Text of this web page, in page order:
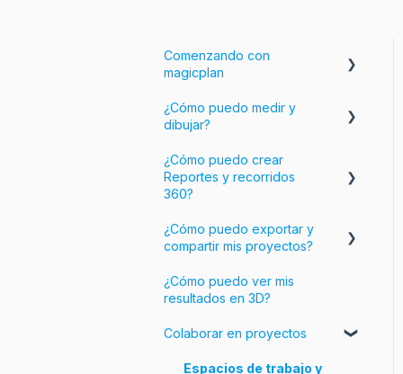
Comenzando con
magicplan
Introducción a magicplan
¿Cómo puedo medir y
dibujar?
Crear una habitación
Ajustar tu plano
Añadir objetos a tu plano
¿Cómo puedo crear
Reportes y recorridos
360?
Añadir información e
imágenes a tu plano
Personalizar tus Reportes
¿Cómo puedo exportar y
compartir mis proyectos?
Exporta tus proyectos
exportaciones
Comparte tus proyectos
¿Cómo puedo ver mis
resultados en 3D?
Colaborar en proyectos
Espacios de trabajo y